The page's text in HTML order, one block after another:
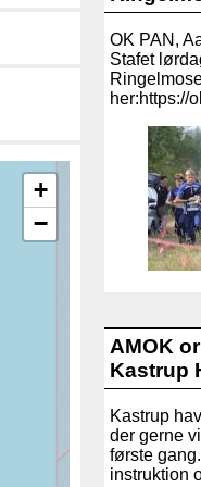
OK PAN,
Stafet
her:https://
AMOK
Kastrup
Kastrup
der gerne
første
instruktion
+
−